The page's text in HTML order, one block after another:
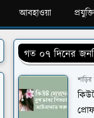
আবহাওয়া প্রযুক্তি
গত ০৭ দিনের